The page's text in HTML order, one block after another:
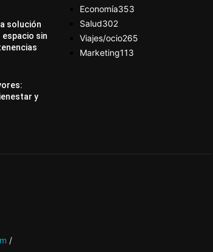
solución
sin
y
Economía353
Salud302
Viajes/ocio265
Marketing113
/